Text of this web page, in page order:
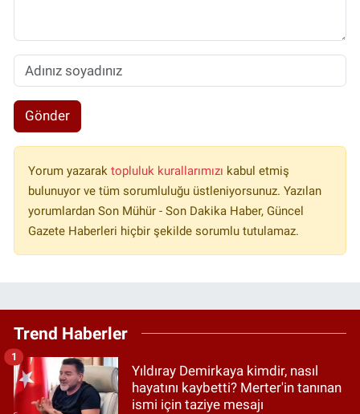
Gönder
Yorum yazarak topluluk kurallarımızı kabul etmiş
bulunuyor ve tüm sorumluluğu üstleniyorsunuz. Yazılan
yorumlardan Son Mühür - Son Dakika Haber, Güncel
Gazete Haberleri hiçbir şekilde sorumlu tutulamaz.
Trend Haberler
Yıldıray Demirkaya kimdir, nasıl
hayatını kaybetti? Merter'in tanınan
ismi için taziye mesajı
1